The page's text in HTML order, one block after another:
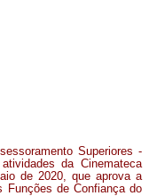
Superiores -
da Cinemateca
de 2020, que aprova a
Funções de Confiança do